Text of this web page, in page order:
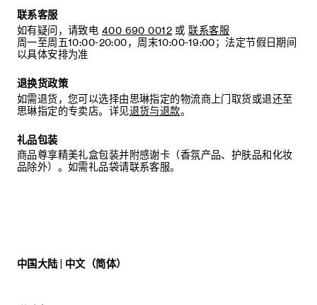
联系客服
如有疑问，请致电 400 690 0012 或 联系客服
周一至周五10:00-20:00，周末10:00-19:00；法定节假日期间
以具体安排为准
退换货政策
如需退货，您可以选择由思琳指定的物流商上门取货或退还至
思琳指定的专卖店。详见退货与退款。
礼品包装
商品尊享精美礼盒包装并附感谢卡（香氛产品、护肤品和化妆
品除外）。如需礼品袋请联系客服。
中国大陆 | 中文（简体）